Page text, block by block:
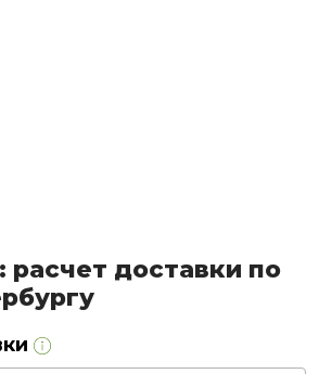
доставки по